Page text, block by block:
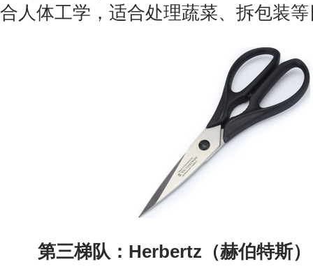
合人体工学，适合处理蔬菜、拆包装
第三梯队：Herbertz（赫伯特斯）